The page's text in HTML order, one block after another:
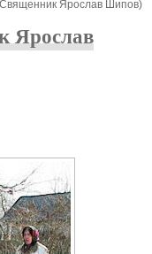
Ярослав Шипов)
Ярослав